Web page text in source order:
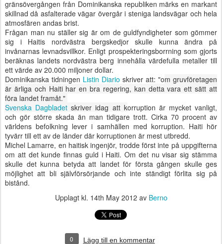
gränsövergången från Dominikanska republiken märks en markant
skillnad då asfalterade vägar övergår i steniga landsvägar och hela
atmosfären andas brist.
Frågan man nu ställer sig är om de guldfyndigheter som gömmer
sig i Haitis nordvästra bergskedjor skulle kunna ändra på
invånarnas levnadsvillkor. Enligt prospekteringsborrning som gjorts
beräknas landets nordvästra berg innehålla värdefulla metaller till
ett värde av 20.000 miljoner dollar.
Dominikanska tidningen Listin Diario skriver att: "om gruvföretagen
är ärliga och Haiti har en bra regering, kan detta vara ett sätt att
föra landet framåt."
Svenska Dagbladet skriver idag att korruption är mycket vanligt,
och gör större skada än man tidigare trott. Cirka 70 procent av
världens befolkning lever i samhällen med korruption. Haiti hör
tyvärr till ett av de länder där korruptionen är mest utbredd.
Michel Lamarre, en haitisk ingenjör, trodde först inte på uppgifterna
om att det kunde finnas guld i Haiti. Om det nu visar sig stämma
skulle det kunna betyda att landet för första gången skulle ges
möjlighet att bli självförsörjande och inte ständigt förlita sig på
bistånd.
Upplagt kl. 14th May 2012 av Berno
0 Lägg till en kommentar